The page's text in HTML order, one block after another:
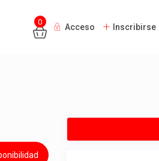
0
Acceso Inscribirse